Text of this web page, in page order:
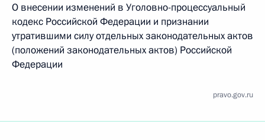
О внесении изменений в Уголовно-процессуальный
кодекс Российской Федерации и признании
утратившими силу отдельных законодательных актов
(положений законодательных актов) Российской
Федерации
pravo.gov.ru